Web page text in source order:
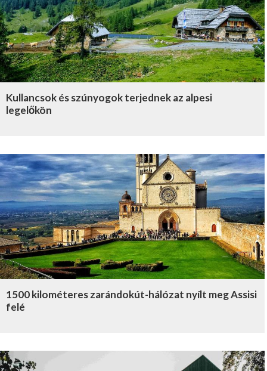
Kullancsok és szúnyogok terjednek az alpesi
legelőkön
1500 kilométeres zarándokút-hálózat nyílt meg Assisi
felé